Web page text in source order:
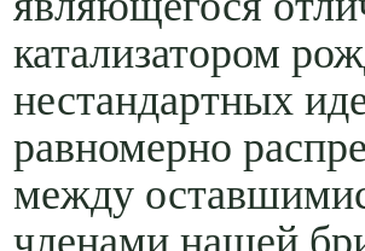
катализатором
нестандартных
равномерно
между